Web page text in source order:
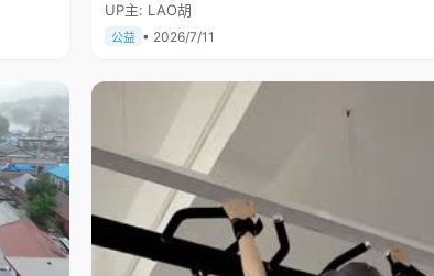
UP主: LAO胡
公益 • 2026/7/11